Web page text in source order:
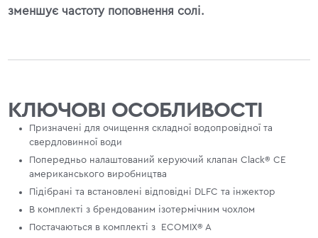
зменшує частоту поповнення солі.
КЛЮЧОВІ ОСОБЛИВОСТІ
Призначені для очищення складної водопровідної та
свердловинної води
Попередньо налаштований керуючий клапан Clack® CE
американського виробництва
Підібрані та встановлені відповідні DLFС та інжектор
В комплекті з брендованим ізотермічним чохлом
Постачаються в комплекті з ECOMIX® A